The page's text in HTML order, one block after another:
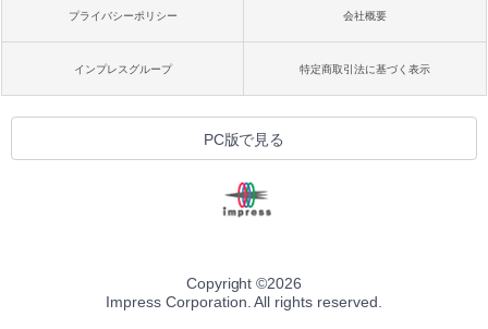
プライバシーポリシー 会社概要
インプレスグループ 特定商取引法に基づく表示
PC版で見る
Copyright ©2026
Impress Corporation. All rights reserved.